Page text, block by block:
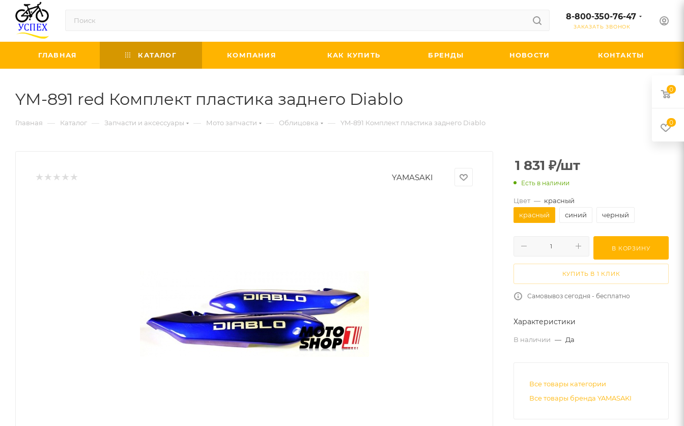
8-800-350-76-47
ЗАКАЗАТЬ ЗВОНОК
ГЛАВНАЯ КАТАЛОГ КОМПАНИЯ КАК КУПИТЬ БРЕНДЫ НОВОСТИ КОНТАКТЫ
YM-891 red Комплект пластика заднего Diablo
Главная — Каталог — Запчасти и аксессуары — Мото запчасти — Облицовка — YM-891 Комплект пластика заднего Diablo
YAMASAKI
1 831 ₽/шт
Есть в наличии
Цвет — красный
красный
синий черный
В КОРЗИНУ
КУПИТЬ В 1 КЛИК
Самовывоз сегодня - бесплатно
Характеристики
В наличии — Да
Все товары категории
Все товары бренда YAMASAKI
0
0